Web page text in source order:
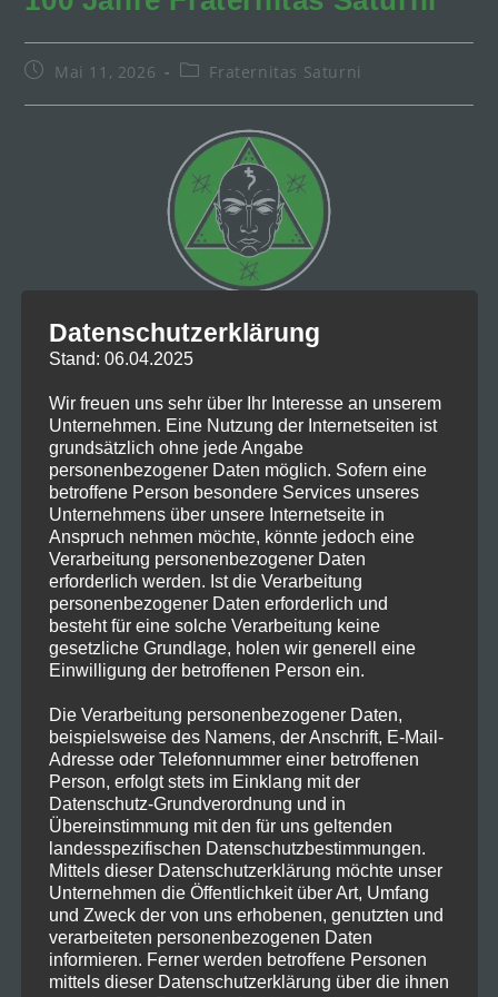
BeitragMai 11, 2026
Beitrags-
Fraternitas Saturni
Vielen Dank an Schwester .:A für diese
Hommage an unsere Loge zum 100-jährigen
Bestehen:
SCHLAGWÖRTER:HOMMAGE , LUCIFER, SATURN100
PLEASE SHARE THISDIESEN
INHALT
TEILEN
Öffnet
in
Öffnet
in
Öffnet
in
Öffnet
in
Öffnet
in
Öffnet
in
Öffnet
in
Datenschutzerklärung
Stand: 06.04.2025
Wir freuen uns sehr über Ihr Interesse an unserem
Unternehmen. Eine Nutzung der Internetseiten ist
grundsätzlich ohne jede Angabe
personenbezogener Daten möglich. Sofern eine
betroffene Person besondere Services unseres
Unternehmens über unsere Internetseite in
Anspruch nehmen möchte, könnte jedoch eine
Verarbeitung personenbezogener Daten
erforderlich werden. Ist die Verarbeitung
personenbezogener Daten erforderlich und
besteht für eine solche Verarbeitung keine
gesetzliche Grundlage, holen wir generell eine
Einwilligung der betroffenen Person ein.
Die Verarbeitung personenbezogener Daten,
beispielsweise des Namens, der Anschrift, E-Mail-
Adresse oder Telefonnummer einer betroffenen
Person, erfolgt stets im Einklang mit der
Datenschutz-Grundverordnung und in
Übereinstimmung mit den für uns geltenden
landesspezifischen Datenschutzbestimmungen.
Mittels dieser Datenschutzerklärung möchte unser
Unternehmen die Öffentlichkeit über Art, Umfang
und Zweck der von uns erhobenen, genutzten und
verarbeiteten personenbezogenen Daten
informieren. Ferner werden betroffene Personen
mittels dieser Datenschutzerklärung über die ihnen